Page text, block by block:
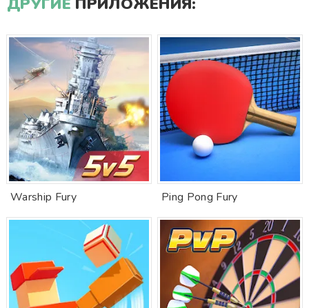
ДРУГИЕ ПРИЛОЖЕНИЯ:
Warship Fury Ping Pong Fury